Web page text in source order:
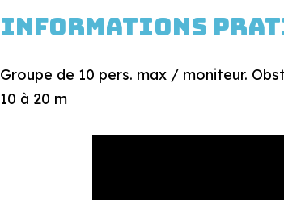
Informations
Groupe de 10 pers. max / moniteur.
10 à 20 m